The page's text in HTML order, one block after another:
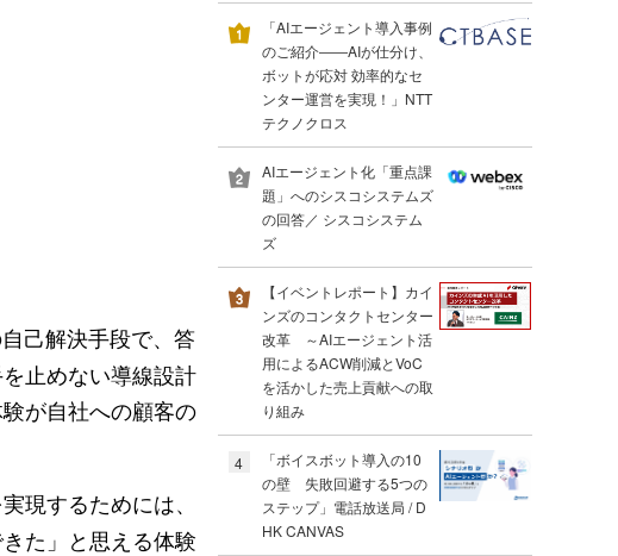
己解決手段で、答
止めない導線設計
が自社への顧客の
するためには、
た」と思える体験
「AIエージェント導入事例
のご紹介――AIが仕分け、
ボットが応対 効率的なセ
ンター運営を実現！」NTT
テクノクロス
AIエージェント化「重点課
題」へのシスコシステムズ
の回答／ シスコシステム
ズ
【イベントレポート】カイ
ンズのコンタクトセンター
改革 ～AIエージェント活
用によるACW削減とVoC
を活かした売上貢献への取
り組み
4
「ボイスボット導入の10
の壁 失敗回避する5つの
ステップ」電話放送局 / D
HK CANVAS